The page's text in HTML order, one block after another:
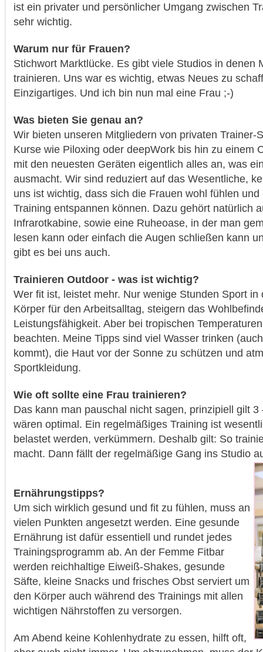
ist ein privater und persönlicher Umgang zwischen
sehr wichtig.
Warum nur für Frauen?
Stichwort Marktlücke. Es gibt viele Studios in denen
trainieren. Uns war es wichtig, etwas Neues zu
Einzigartiges. Und ich bin nun mal eine Frau ;-)
Was bieten Sie genau an?
Wir bieten unseren Mitgliedern von privaten Trainer-
Kurse wie Piloxing oder deepWork bis hin zu einem
mit den neuesten Geräten eigentlich alles an, was
ausmacht. Wir sind reduziert auf das Wesentliche,
uns ist wichtig, dass sich die Frauen wohl fühlen
Training entspannen können. Dazu gehört natürlich
Infrarotkabine, sowie eine Ruheoase, in der man
lesen kann oder einfach die Augen schließen kann
gibt es bei uns auch.
Trainieren Outdoor - was ist wichtig?
Wer fit ist, leistet mehr. Nur wenige Stunden Sport in
Körper für den Arbeitsalltag, steigern das
Leistungsfähigkeit. Aber bei tropischen
beachten. Meine Tipps sind viel Wasser trinken
kommt), die Haut vor der Sonne zu schützen und
Sportkleidung.
Wie oft sollte eine Frau trainieren?
Das kann man pauschal nicht sagen, prinzipiell gilt 3
wären optimal. Ein regelmäßiges Training ist
belastet werden, verkümmern. Deshalb gilt: So
macht. Dann fällt der regelmäßige Gang ins Studio
Ernährungstipps?
Um sich wirklich gesund und fit zu fühlen, muss an
vielen Punkten angesetzt werden. Eine gesunde
Ernährung ist dafür essentiell und rundet jedes
Trainingsprogramm ab. An der Femme Fitbar
werden reichhaltige Eiweiß-Shakes, gesunde
Säfte, kleine Snacks und frisches Obst serviert um
den Körper auch während des Trainings mit allen
wichtigen Nährstoffen zu versorgen.
Am Abend keine Kohlenhydrate zu essen, hilft oft,